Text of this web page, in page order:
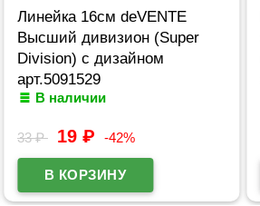
Линейка 16см deVENTE
Высший дивизион (Super
Division) с дизайном
арт.5091529
В наличии
33₽ 19 ₽ -42%